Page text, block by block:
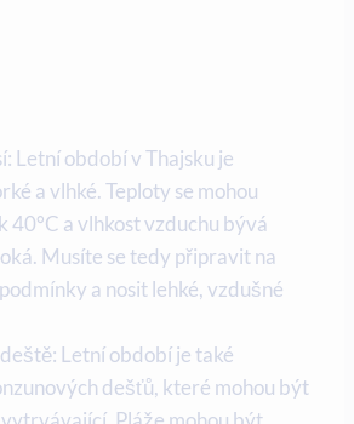
Letní období v Thajsku je
a vlhké. Teploty se mohou
40°C a vlhkost vzduchu bývá
Musíte se tedy připravit na
a nosit lehké, vzdušné
Letní období je také
dešťů, které mohou být